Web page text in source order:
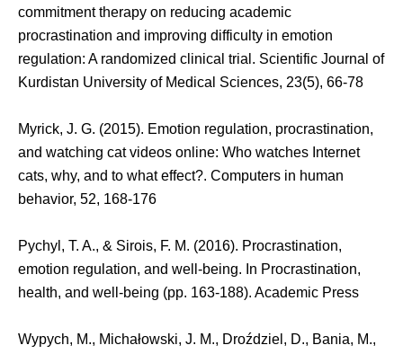
commitment therapy on reducing academic
procrastination and improving difficulty in emotion
regulation: A randomized clinical trial. Scientific Journal of
Kurdistan University of Medical Sciences, 23(5), 66-78
Myrick, J. G. (2015). Emotion regulation, procrastination,
and watching cat videos online: Who watches Internet
cats, why, and to what effect?. Computers in human
behavior, 52, 168-176
Pychyl, T. A., & Sirois, F. M. (2016). Procrastination,
emotion regulation, and well-being. In Procrastination,
health, and well-being (pp. 163-188). Academic Press
Wypych, M., Michałowski, J. M., Droździel, D., Bania, M.,